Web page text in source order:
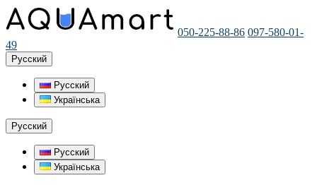
050-225-88-86 097-580-01-
49
Русский
Русский
Українська
Русский
Русский
Українська